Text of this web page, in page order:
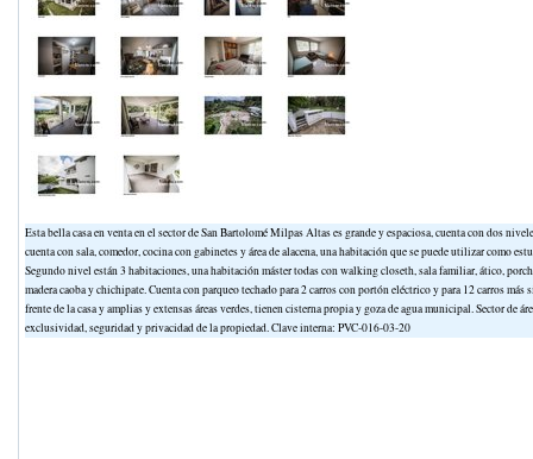
Esta bella casa en venta en el sector de San Bartolomé Milpas Altas es grande y espaciosa, cuenta con dos
cuenta con sala, comedor, cocina con gabinetes y área de alacena, una habitación que se puede utilizar como
Segundo nivel están 3 habitaciones, una habitación máster todas con walking closeth, sala familiar, ático,
madera caoba y chichipate. Cuenta con parqueo techado para 2 carros con portón eléctrico y para 12 carros
frente de la casa y amplias y extensas áreas verdes, tienen cisterna propia y goza de agua municipal. Sector de
exclusividad, seguridad y privacidad de la propiedad. Clave interna: PVC-016-03-20